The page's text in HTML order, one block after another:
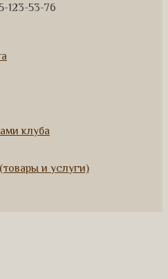
123-53-76
клуба
и услуги)